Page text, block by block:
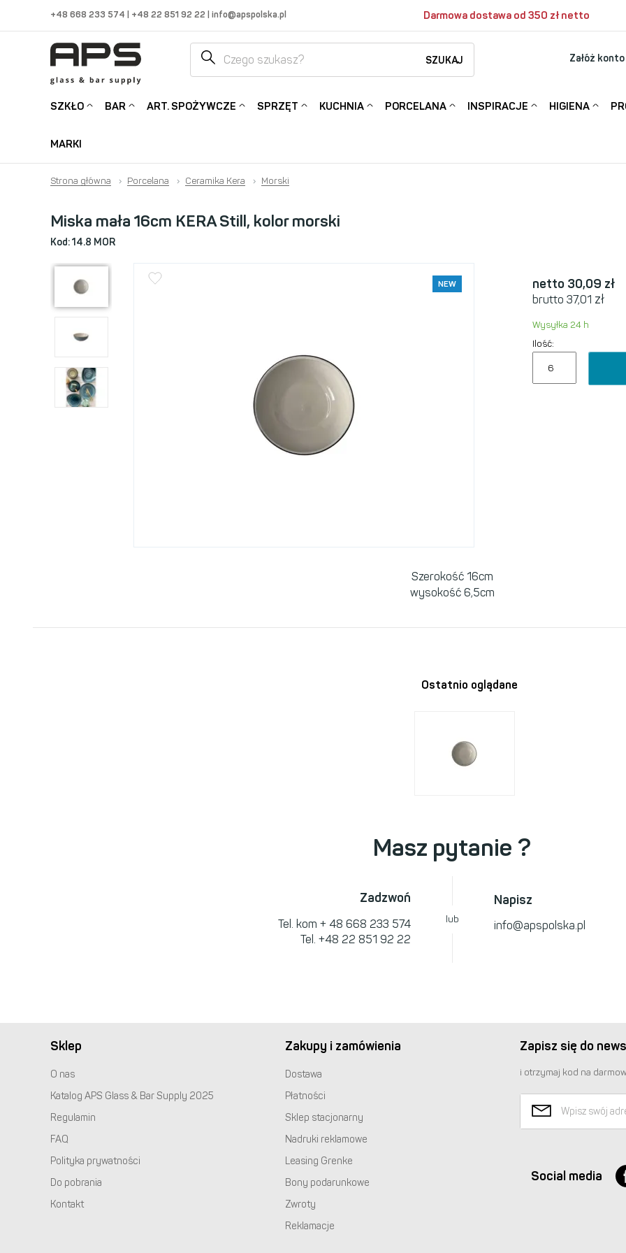
+48 668 233 574 | +48 22 851 92 22 | info@apspolska.pl Darmowa dostawa od 350 zł netto
SZUKAJ Załóż konto
SZKŁO BAR ART. SPOŻYWCZE SPRZĘT KUCHNIA PORCELANA INSPIRACJE HIGIENA
MARKI
Strona główna › Porcelana › Ceramika Kera › Morski
Miska mała 16cm KERA Still, kolor morski
Kod:14.8 MOR
NEW netto 30,09 zł
brutto 37,01 zł
Wysyłka 24 h
Ilość:
Szerokość 16cm
wysokość 6,5cm
Ostatnio oglądane
Masz pytanie ?
Zadzwoń
Tel. kom + 48 668 233 574
Tel. +48 22 851 92 22
lub
Napisz
info@apspolska.pl
Sklep
O nas
Katalog APS Glass & Bar Supply 2025
Regulamin
FAQ
Polityka prywatności
Do pobrania
Kontakt
Zakupy i zamówienia
Dostawa
Płatności
Sklep stacjonarny
Nadruki reklamowe
Leasing Grenke
Bony podarunkowe
Zwroty
Reklamacje
Zapisz się do
i otrzymaj kod na
Social media